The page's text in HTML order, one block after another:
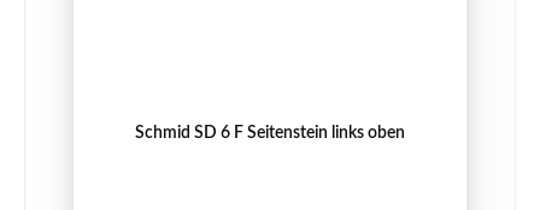
Schmid SD 6 F Seitenstein links oben